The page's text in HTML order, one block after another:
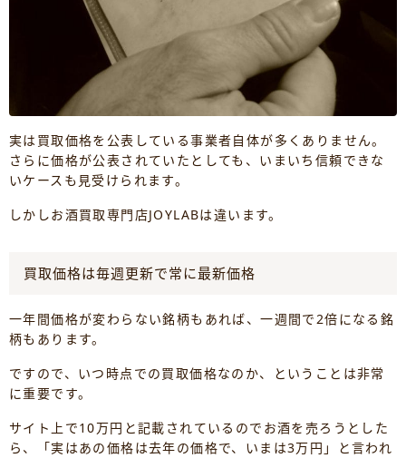
実は買取価格を公表している事業者自体が多くありません。
さらに価格が公表されていたとしても、いまいち信頼できな
いケースも見受けられます。
しかしお酒買取専門店JOYLABは違います。
買取価格は毎週更新で常に最新価格
一年間価格が変わらない銘柄もあれば、一週間で2倍になる銘
柄もあります。
ですので、いつ時点での買取価格なのか、ということは非常
に重要です。
サイト上で10万円と記載されているのでお酒を売ろうとした
ら、「実はあの価格は去年の価格で、いまは3万円」と言われ